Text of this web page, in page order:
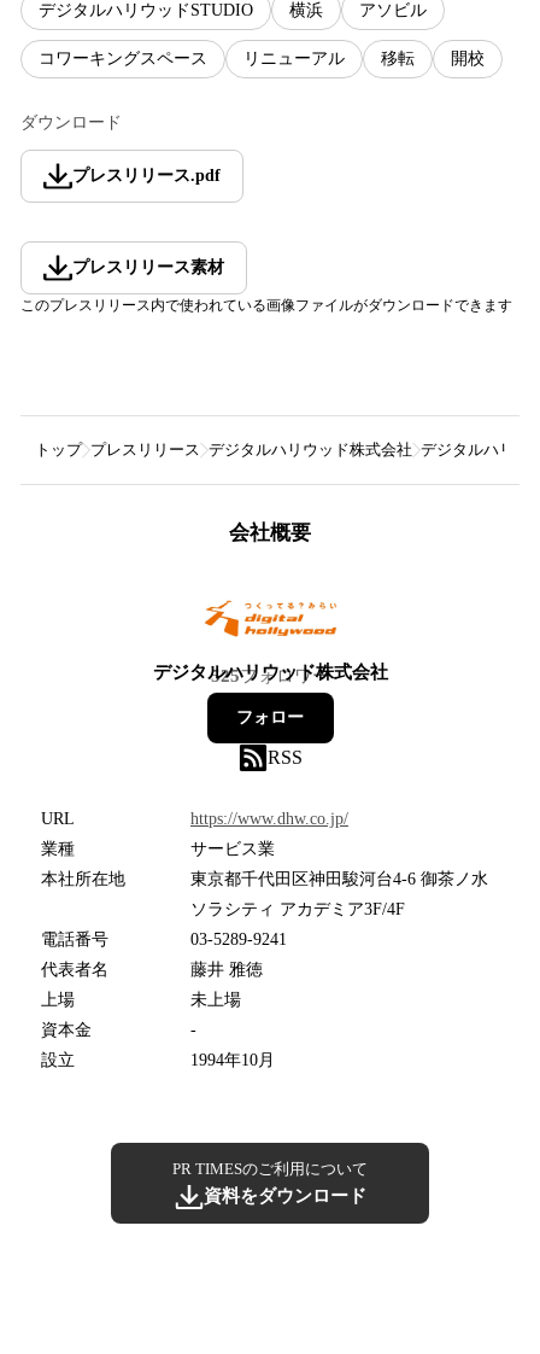
デジタルハリウッドSTUDIO 横浜 アソビル
コワーキングスペース リニューアル 移転 開校
ダウンロード
プレスリリース.pdf
プレスリリース素材
このプレスリリース内で使われている画像ファイルがダウンロードできます
トップ プレスリリース デジタルハリウッド株式会社 デジタルハリウ
会社概要
デジタルハリウッド株式会社
525フォロワー
フォロー
RSS
URL
https://www.dhw.co.jp/
業種
サービス業
本社所在地
東京都千代田区神田駿河台4-6 御茶ノ水
ソラシティ アカデミア3F/4F
電話番号
03-5289-9241
代表者名
藤井 雅徳
上場
未上場
資本金
-
設立
1994年10月
PR TIMESのご利用について
資料をダウンロード